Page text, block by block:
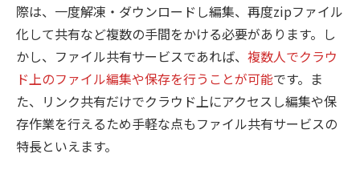
際は、一度解凍・ダウンロードし編集、再度zipファイル
化して共有など複数の手間をかける必要があります。し
かし、ファイル共有サービスであれば、 複数人でクラウ
ド上のファイル編集や保存を行うことが可能です。ま
た、リンク共有だけでクラウド上にアクセスし編集や保
存作業を行えるため手軽な点もファイル共有サービスの
特長といえます。